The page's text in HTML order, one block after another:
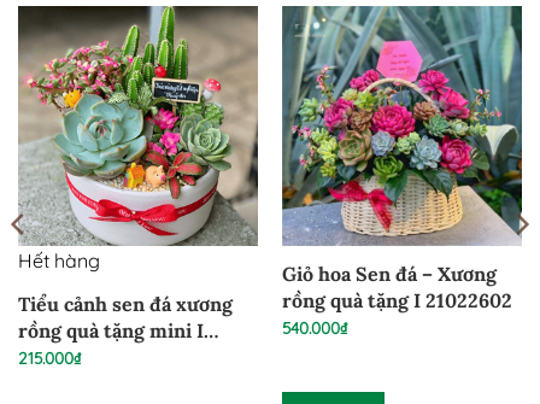
Hết hàng
Tiểu cảnh sen đá xương
rồng quà tặng mini I
24022604
215.000₫
Giỏ hoa Sen đá – Xương
rồng quà tặng I 21022602
540.000₫